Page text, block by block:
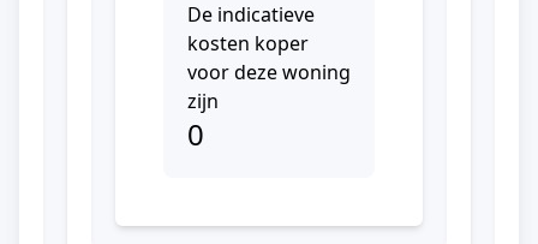
De indicatieve
kosten koper
voor deze woning
zijn
0